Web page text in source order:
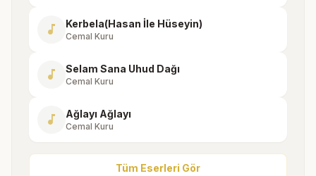
music_note Kerbela(Hasan İle Hüseyin)
Cemal Kuru
music_note Selam Sana Uhud Dağı
Cemal Kuru
music_note Ağlayı Ağlayı
Cemal Kuru
Tüm Eserleri Gör